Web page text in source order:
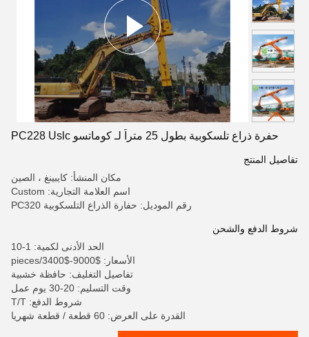
حفرة ذراع تلسكوبية بطول 25 متراً لـ كوماتسو PC228 Uslc
تفاصيل المنتج
مكان المنشأ: كايبينغ ، الصين
اسم العلامة التجارية: Custom
رقم الموديل: حفارة الذراع التلسكوبية PC320
شروط الدفع والشحن
الحد الأدنى لكمية: 1-10
الأسعار: $9000-$3400/pieces
تفاصيل التغليف: حافظة خشبية
وقت التسليم: 20-30 يوم عمل
شروط الدفع: T/T
القدرة على العرض: 60 قطعة / قطعة شهريا